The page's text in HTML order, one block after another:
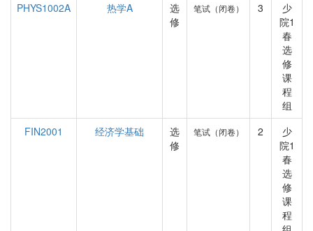
PHYS1002A
热学A
选
修
笔试（闭卷） 3
少
院1
春
选
修
课
程
组
FIN2001
经济学基础
选
修
笔试（闭卷） 2
少
院1
春
选
修
课
程